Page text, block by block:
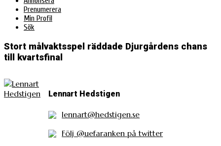
Prenumerera
Min Profil
Sök
Stort målvaktsspel räddade Djurgårdens chans
till kvartsfinal
Lennart Hedstigen
lennart@hedstigen.se
Följ @uefaranken på twitter